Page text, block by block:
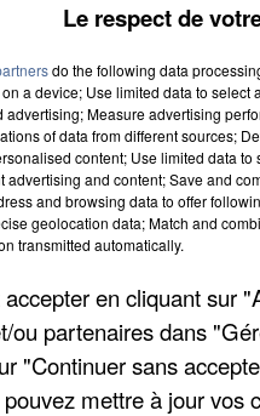
Un apéritif ou un café de
sur place.
règlement.
des stands
Le respect de
do the following data
a device; Use limited data to
advertising; Measure advertising
of data from different sources;
content; Use limited data
advertising and content; Save and
and browsing data to offer
geolocation data; Match and
transmitted automatically.
en cliquant sur
ou partenaires dans
"Continuer sans
mettre à jour vos